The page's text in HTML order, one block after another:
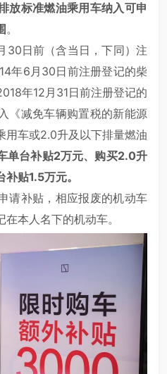
放标准燃油乘用车纳入可申
。
30日前（含当日，下同）注
年6月30日前注册登记的柴
年12月31日前注册登记的
《减免车辆购置税的新能源
用车或2.0升及以下排量燃油
单台补贴2万元、购买2.0升
贴1.5万元。
请补贴，相应报废的机动车
本人名下的机动车。